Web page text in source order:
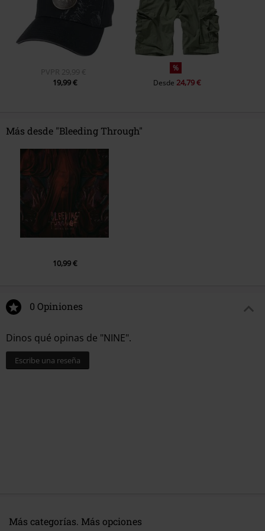
PVPR 29,99 €
19,99 €
%
Desde 24,79 €
Más desde "Bleeding Through"
10,99 €
0 Opiniones
Dinos qué opinas de "NINE".
Escribe una reseña
Más categorías. Más opciones